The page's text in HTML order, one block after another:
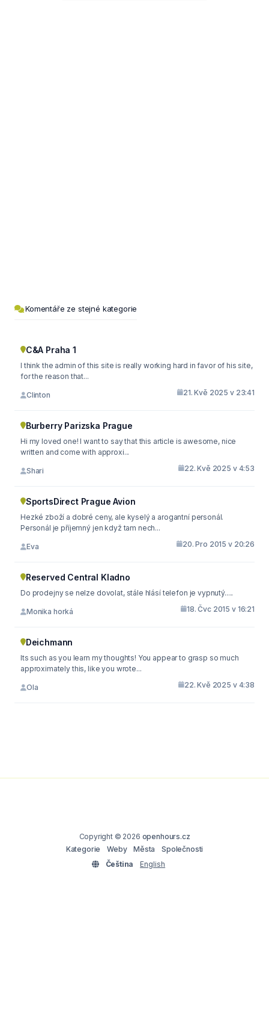
Komentáře ze stejné kategorie
C&A Praha 1
I think the admin of this site is really working hard in favor of his site,
for the reason that...
Clinton 21. Kvě 2025 v 23:41
Burberry Parizska Prague
Hi my loved one! I want to say that this article is awesome, nice
written and come with approxi...
Shari 22. Kvě 2025 v 4:53
SportsDirect Prague Avion
Hezké zboží a dobré ceny, ale kyselý a arogantní personál.
Personál je příjemný jen když tam nech...
Eva 20. Pro 2015 v 20:26
Reserved Central Kladno
Do prodejny se nelze dovolat, stále hlásí telefon je vypnutý.....
Monika horká 18. Čvc 2015 v 16:21
Deichmann
Its such as you learn my thoughts! You appear to grasp so much
approximately this, like you wrote...
Ola 22. Kvě 2025 v 4:38
Copyright © 2026 openhours.cz
Kategorie
Weby Města
Společnosti
Čeština
English